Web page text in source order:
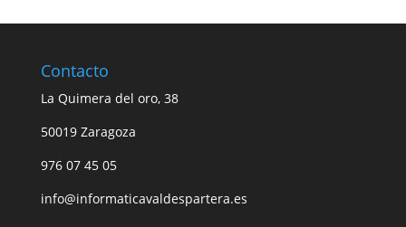
Contacto
La Quimera del oro, 38
50019 Zaragoza
976 07 45 05
info@informaticavaldespartera.es